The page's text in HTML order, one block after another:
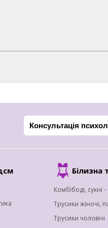
Консультація
Білизна
Комбібоді, сукні -
Трусики жіночі,
Трусики чоловічі